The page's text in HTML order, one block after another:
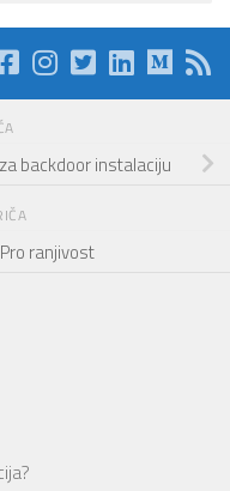
backdoor instalaciju
ranjivost